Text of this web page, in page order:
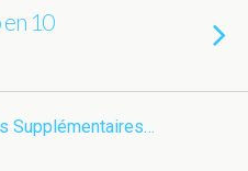
10
Supplémentaires…